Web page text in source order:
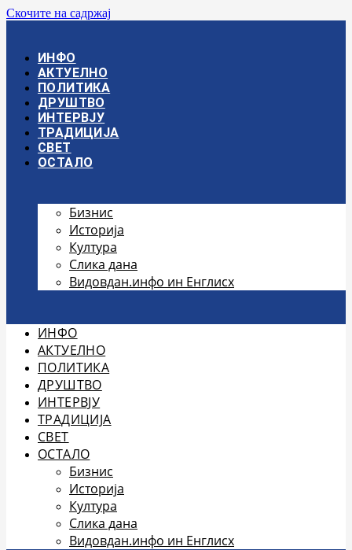
Скочите на садржај
ИНФО
АКТУЕЛНО
ПОЛИТИКА
ДРУШТВО
ИНТЕРВЈУ
ТРАДИЦИЈА
СВЕТ
ОСТАЛО
Бизнис
Историја
Култура
Слика дана
Видовдан.инфо ин Енглисх
ИНФО
АКТУЕЛНО
ПОЛИТИКА
ДРУШТВО
ИНТЕРВЈУ
ТРАДИЦИЈА
СВЕТ
ОСТАЛО
Бизнис
Историја
Култура
Слика дана
Видовдан.инфо ин Енглисх